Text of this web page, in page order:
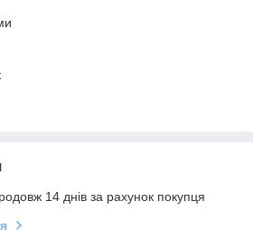
14 днів за рахунок покупця